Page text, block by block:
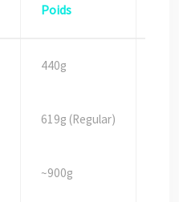
Poids
440g
619g (Regular)
~900g